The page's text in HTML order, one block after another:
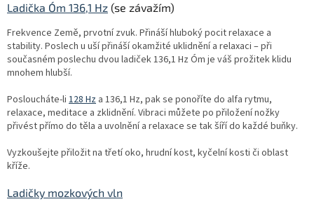
Ladička Óm 136,1 Hz (se závažím)
Frekvence Země, prvotní zvuk. Přináší hluboký pocit relaxace a
stability. Poslech u uší přináší okamžité uklidnění a relaxaci – při
současném poslechu dvou ladiček 136,1 Hz Óm je váš prožitek klidu
mnohem hlubší.
Posloucháte-li 128 Hz a 136,1 Hz, pak se ponoříte do alfa rytmu,
relaxace, meditace a zklidnění. Vibraci můžete po přiložení nožky
přivést přímo do těla a uvolnění a relaxace se tak šíří do každé buňky.
Vyzkoušejte přiložit na třetí oko, hrudní kost, kyčelní kosti či oblast
kříže.
Ladičky mozkových vln